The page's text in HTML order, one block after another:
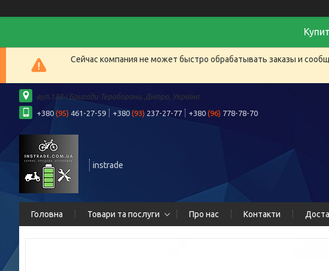
Сейчас компания не может быстро обрабатывать заказы и
вул.128-ї Бригади Тероборони, Дніпро, Україна
+380 (95) 461-27-59 +380 (93) 237-27-77 +380 (96) 778-78-70
instrade
Головна Товари та послуги Про нас Контакти